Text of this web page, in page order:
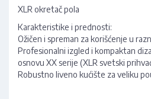
XLR okretač pola
Karakteristike i prednosti:
Ožičen i spreman za korišćenje u
Profesionalni izgled i kompaktan
osnovu XX serije (XLR svetski
Robustno liveno kućište za veliku